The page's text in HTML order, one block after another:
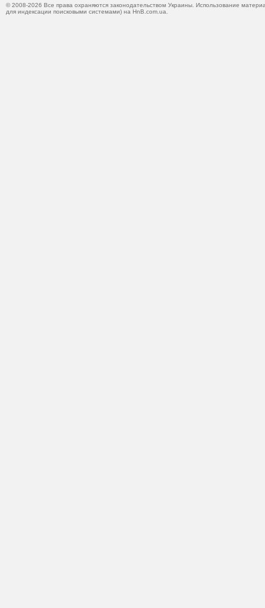
© 2008-2026 Все права охраняются законодательством Украины. Использование
для индексации поисковыми системами) на HnB.com.ua.